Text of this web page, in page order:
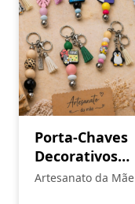
Porta-Chaves
Decorativos
Artesanais
Artesanato da Mãe